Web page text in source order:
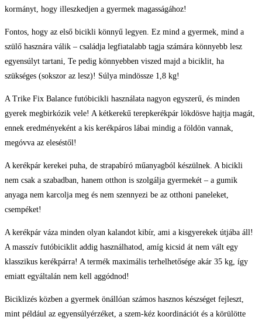
kormányt, hogy illeszkedjen a gyermek magasságához!
Fontos, hogy az első bicikli könnyű legyen. Ez mind a gyermek, mind a
szülő hasznára válik – családja legfiatalabb tagja számára könnyebb lesz
egyensúlyt tartani, Te pedig könnyebben viszed majd a biciklit, ha
szükséges (sokszor az lesz)! Súlya mindössze 1,8 kg!
A Trike Fix Balance futóbicikli használata nagyon egyszerű, és minden
gyerek megbirkózik vele! A kétkerekű terepkerékpár lökdösve hajtja magát,
ennek eredményeként a kis kerékpáros lábai mindig a földön vannak,
megóvva az eleséstől!
A kerékpár kerekei puha, de strapabíró műanyagból készülnek. A bicikli
nem csak a szabadban, hanem otthon is szolgálja gyermekét – a gumik
anyaga nem karcolja meg és nem szennyezi be az otthoni paneleket,
csempéket!
A kerékpár váza minden olyan kalandot kibír, ami a kisgyerekek útjába áll!
A masszív futóbiciklit addig használhatod, amíg kicsid át nem vált egy
klasszikus kerékpárra! A termék maximális terhelhetősége akár 35 kg, így
emiatt egyáltalán nem kell aggódnod!
Biciklizés közben a gyermek önállóan számos hasznos készséget fejleszt,
mint például az egyensúlyérzéket, a szem-kéz koordinációt és a körülötte